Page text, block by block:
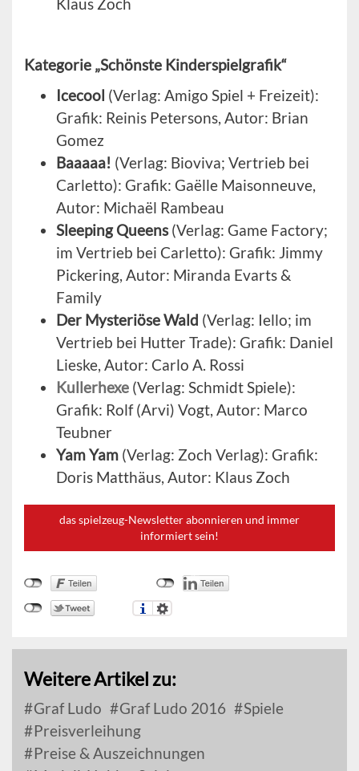
Kategorie „Schönste Kinderspielgrafik“
Icecool (Verlag: Amigo Spiel + Freizeit):
Grafik: Reinis Petersons, Autor: Brian
Gomez
Baaaaa! (Verlag: Bioviva; Vertrieb bei
Carletto): Grafik: Gaëlle Maisonneuve,
Autor: Michaël Rambeau
Sleeping Queens(Verlag: Game Factory;
im Vertrieb bei Carletto): Grafik: Jimmy
Pickering, Autor: Miranda Evarts &
Family
Der Mysteriöse Wald (Verlag: Iello; im
Vertrieb bei Hutter Trade): Grafik: Daniel
Lieske, Autor: Carlo A. Rossi
Kullerhexe (Verlag: Schmidt Spiele):
Grafik: Rolf (Arvi) Vogt, Autor: Marco
Teubner
Yam Yam (Verlag: Zoch Verlag): Grafik:
Doris Matthäus, Autor: Klaus Zoch
das spielzeug-Newsletter abonnieren und immer
informiert sein!
Weitere Artikel zu:
Graf Ludo Graf Ludo 2016
Spiele
Preisverleihung
Preise & Auszeichnungen